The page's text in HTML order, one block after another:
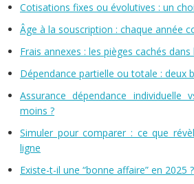
Cotisations fixes ou évolutives : un
Âge à la souscription : chaque année
Frais annexes : les pièges cachés
Dépendance partielle ou totale : deux
Assurance dépendance
moins ?
Simuler pour comparer : ce que
ligne
Existe-t-il une “bonne affaire” en 2025 ?